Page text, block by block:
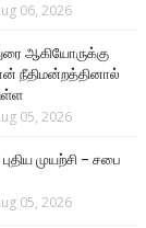
06, 2026
ஆகியோருக்கு
நீதிமன்றத்தினால்
05, 2026
முயற்சி – சபை
05, 2026